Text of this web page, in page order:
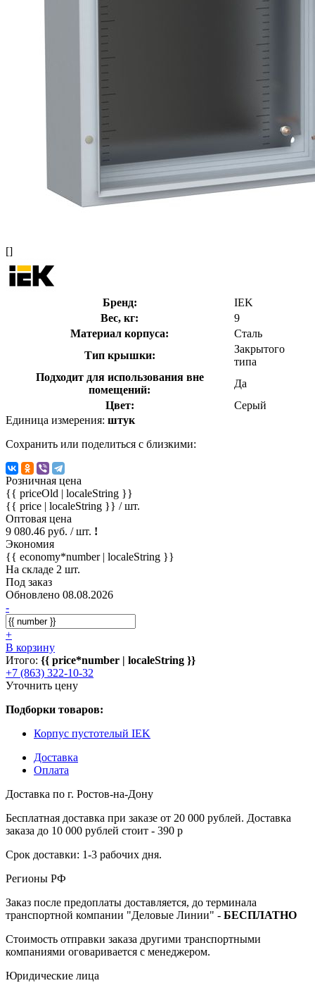
[]
Бренд:
IEK
Вес, кг:
9
Материал корпуса:
Сталь
Тип крышки:
Закрытого
типа
Подходит для использования вне
помещений:
Да
Цвет:
Серый
Единица измерения: штук
Сохранить или поделиться с близкими:
Розничная цена
{{ priceOld | localeString }}
{{ price | localeString }} / шт.
Оптовая цена
9 080.46 руб. / шт. !
Экономия
{{ economy*number | localeString }}
На складе 2 шт.
Под заказ
Обновлено 08.08.2026
-
+
В корзину
Итого: {{ price*number | localeString }}
+7 (863) 322-10-32
Уточнить цену
Подборки товаров:
Корпус пустотелый IEK
Доставка
Оплата
Доставка по г. Ростов-на-Дону
Бесплатная доставка при заказе от 20 000 рублей. Доставка
заказа до 10 000 рублей стоит - 390 р
Срок доставки: 1-3 рабочих дня.
Регионы РФ
Заказ после предоплаты доставляется, до терминала
транспортной компании "Деловые Линии" - БЕСПЛАТНО
Стоимость отправки заказа другими транспортными
компаниями оговаривается с менеджером.
Юридические лица